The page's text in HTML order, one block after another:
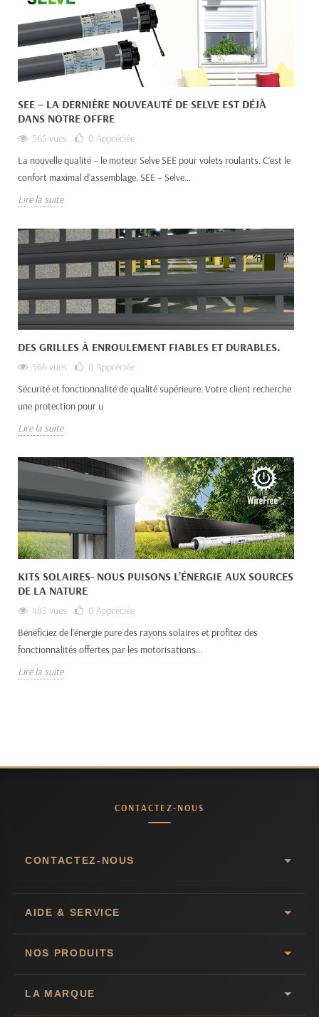
SEE – LA DERNIÈRE NOUVEAUTÉ DE SELVE EST DÉJÀ
DANS NOTRE OFFRE
565 vues 0 Appréciée
La nouvelle qualité – le moteur Selve SEE pour volets roulants. C’est le
confort maximal d’assemblage. SEE – Selve...
Lire la suite
DES GRILLES À ENROULEMENT FIABLES ET DURABLES.
566 vues 0 Appréciée
Sécurité et fonctionnalité de qualité supérieure. Votre client recherche
une protection pour u
Lire la suite
KITS SOLAIRES- NOUS PUISONS L’ÉNERGIE AUX SOURCES
DE LA NATURE
483 vues 0 Appréciée
Bénéficiez de l’énergie pure des rayons solaires et profitez des
fonctionnalités offertes par les motorisations...
Lire la suite
CONTACTEZ-NOUS
CONTACTEZ-NOUS
AIDE & SERVICE
NOS PRODUITS
LA MARQUE